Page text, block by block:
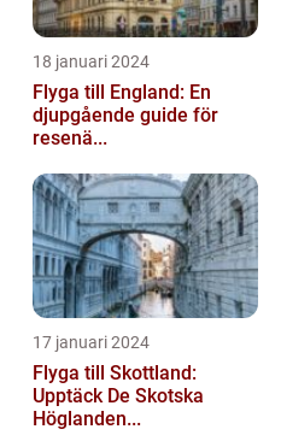
18 januari 2024
Flyga till England: En
djupgående guide för
resenä...
17 januari 2024
Flyga till Skottland:
Upptäck De Skotska
Höglanden...